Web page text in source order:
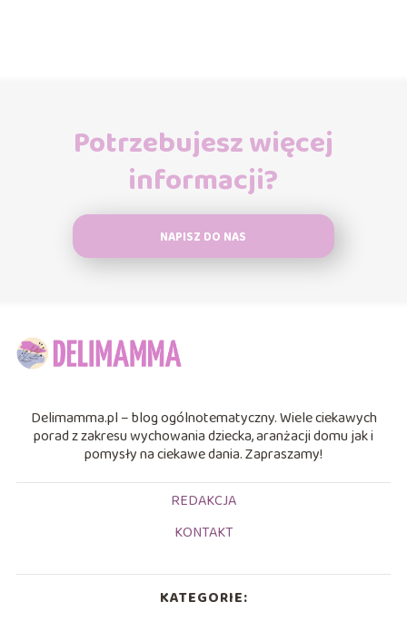
Potrzebujesz więcej
informacji?
NAPISZ DO NAS
Delimamma.pl – blog ogólnotematyczny. Wiele ciekawych
porad z zakresu wychowania dziecka, aranżacji domu jak i
pomysły na ciekawe dania. Zapraszamy!
REDAKCJA
KONTAKT
KATEGORIE: